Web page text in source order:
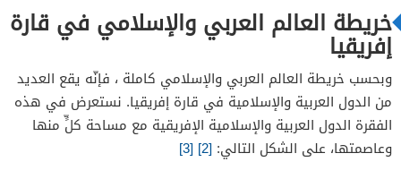
خريطة العالم العربي والإسلامي في قارة
إفريقيا
وبحسب خريطة العالم العربي والإسلامي كاملة ، فإنّه يقع العديد
من الدول العربية والإسلامية في قارة إفريقيا. نستعرض في هذه
الفقرة الدول العربية والإسلامية الإفريقية مع مساحة كلٍّ منها
وعاصمتها، على الشكل التالي: [2]
[3]